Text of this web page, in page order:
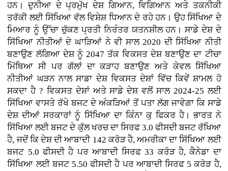
ਹਨ। ਦੁਨੀਆ ਦੇ ਪ੍ਰਮੁੱਖ ਦੇਸ਼ ਗਿਆਨ, ਵਿਗਿਆਨ ਅਤੇ ਤਕਨੀਕੀ
ਤਰੱਕੀ ਲਈ ਸਿੱਖਿਆ ਵੱਲ ਵਿਸ਼ੇਸ਼ ਧਿਆਨ ਦੇ ਰਹੇ ਹਨ। ਉਹ ਸਿੱਖਿਆ ਦੇ
ਮਿਆਰ ਨੂੰ ਉੱਚਾ ਚੁੱਕਣ ਪ੍ਰਤੀ ਨਿਰੰਤਰ ਯਤਨਸ਼ੀਲ ਹਨ। ਸਾਡੇ ਦੇਸ਼ ਦੇ
ਸਿੱਖਿਆ ਨੀਤੀਆਂ ਦੇ ਘਾੜਿਆਂ ਨੇ ਵੀ ਸਾਲ 2020 ਦੀ ਸਿੱਖਿਆ ਨੀਤੀ
ਬਣਾਉਣ ਲੱਗਿਆ ਦੇਸ਼ ਨੂੰ 2047 ਤੱਕ ਵਿਕਸਤ ਦੇਸ਼ ਬਣਾਉਣ ਦਾ ਟੀਚਾ
ਮਿੱਥਿਆ ਸੀ ਪਰ ਗੱਲਾਂ ਦਾ ਕੜਾਹ ਬਣਾਉਣ ਅਤੇ ਕੇਵਲ ਸਿੱਖਿਆ
ਨੀਤੀਆਂ ਘੜਨ ਨਾਲ ਸਾਡਾ ਦੇਸ਼ ਵਿਕਸਤ ਦੇਸ਼ਾਂ ਵਿੱਚ ਕਿਵੇਂ ਸ਼ਾਮਲ ਹੋ
ਸਕਦਾ ਹੈ ? ਵਿਕਸਤ ਦੇਸ਼ਾਂ ਅਤੇ ਸਾਡੇ ਦੇਸ਼ ਵਲੋਂ ਸਾਲ 2024-25 ਲਈ
ਸਿੱਖਿਆ ਵਾਸਤੇ ਰੱਖੇ ਬਜਟ ਦੇ ਅੰਕੜਿਆਂ ਤੋਂ ਪਤਾ ਲੱਗ ਜਾਵੇਗਾ ਕਿ ਸਾਡੇ
ਦੇਸ਼ ਦੀਆਂ ਸਰਕਾਰਾਂ ਨੂੰ ਸਿੱਖਿਆ ਦਾ ਕਿੰਨਾ ਕੁ ਫਿਕਰ ਹੈ। ਭਾਰਤ ਨੇ
ਸਿੱਖਿਆ ਲਈ ਬਜਟ ਦੇ ਕੁੱਲ ਖਰਚ ਦਾ ਸਿਰਫ 3.0 ਫੀਸਦੀ ਬਜਟ ਰੱਖਿਆ
ਹੈ, ਜਦੋਂ ਕਿ ਦੇਸ਼ ਦੀ ਆਬਾਦੀ 142 ਕਰੋੜ ਹੈ, ਅਮਰੀਕਾ ਦਾ ਸਿੱਖਿਆ ਲਈ
ਬਜਟ 5.0 ਫੀਸਦੀ ਹੈ ਪਰ ਆਬਾਦੀ ਸਿਰਫ 33 ਕਰੋੜ ਹੈ, ਕੈਨੇਡਾ ਦਾ
ਸਿੱਖਿਆ ਲਈ ਬਜਟ 5.50 ਫੀਸਦੀ ਹੈ ਪਰ ਆਬਾਦੀ ਸਿਰਫ 5 ਕਰੋੜ ਹੈ,